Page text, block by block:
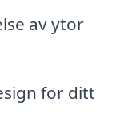
av ytor
för ditt